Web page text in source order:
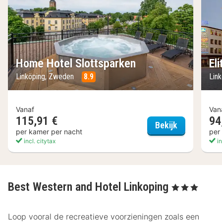
Home Hotel Slottsparken
Linköping, Zweden 8.9
Vanaf
115,91 €
per kamer per nacht
incl. citytax
Bekijk Home
per
Best Western and Hotel Linkoping , 3 Sterren
Loop vooral de recreatieve voorzieningen zoals een